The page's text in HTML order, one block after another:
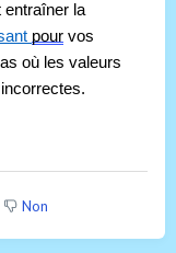
entraîner la
pour vos
où les valeurs
Non